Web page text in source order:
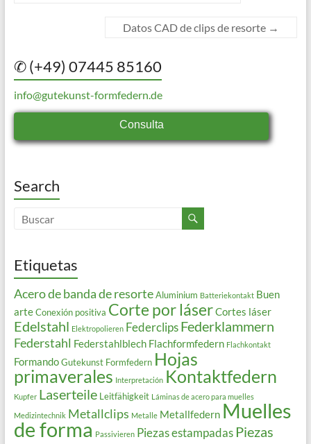
Datos CAD de clips de resorte →
✆ (+49) 07445 85160
info@gutekunst-formfedern.de
Consulta
Search
Etiquetas
Acero de banda de resorte Aluminium Batteriekontakt Buen
arte Conexión positiva Corte por láserCortes láser
Edelstahl Elektropolieren Federclips Federklammern
Federstahl Federstahlblech Flachformfedern Flachkontakt
Formando Gutekunst Formfedern Hojas
primaverales Interpretación Kontaktfedern
Kupfer Laserteile Leitfähigkeit Láminas de acero para muelles
Medizintechnik Metallclips Metalle Metallfedern Muelles
de forma Passivieren Piezas estampadas Piezas